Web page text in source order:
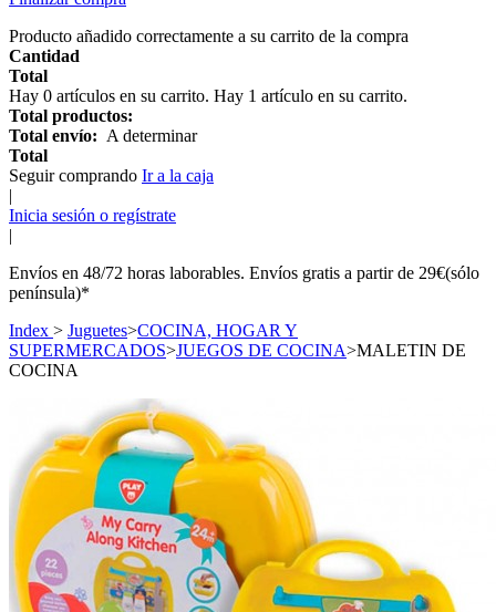
Producto añadido correctamente a su carrito de la compra
Cantidad
Total
Hay 0 artículos en su carrito. Hay 1 artículo en su carrito.
Total productos:
Total envío: A determinar
Total
Seguir comprando Ir a la caja
|
Inicia sesión o regístrate
|
Envíos en 48/72 horas laborables. Envíos gratis a partir de 29€(sólo
península)*
Index > Juguetes>COCINA, HOGAR Y
SUPERMERCADOS>JUEGOS DE COCINA>MALETIN DE
COCINA